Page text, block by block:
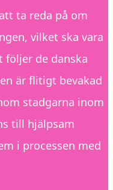
ta reda på om
vilket ska vara
de danska
är flitigt bevakad
stadgarna inom
till hjälpsam
i processen med